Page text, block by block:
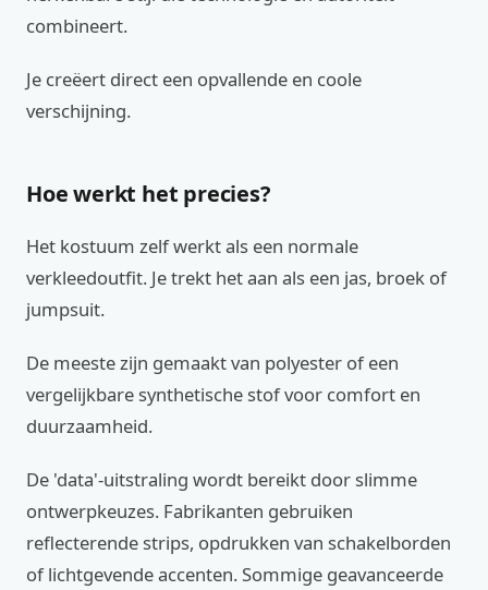
combineert.
Je creëert direct een opvallende en coole
verschijning.
Hoe werkt het precies?
Het kostuum zelf werkt als een normale
verkleedoutfit. Je trekt het aan als een jas, broek of
jumpsuit.
De meeste zijn gemaakt van polyester of een
vergelijkbare synthetische stof voor comfort en
duurzaamheid.
De 'data'-uitstraling wordt bereikt door slimme
ontwerpkeuzes. Fabrikanten gebruiken
reflecterende strips, opdrukken van schakelborden
of lichtgevende accenten. Sommige geavanceerde